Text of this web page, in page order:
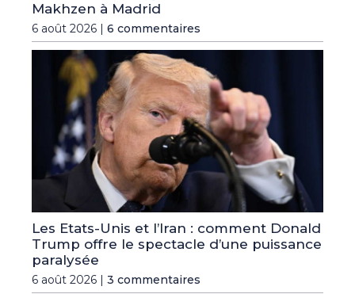
Makhzen à Madrid
6 août 2026 | 6 commentaires
Les Etats-Unis et l’Iran : comment Donald
Trump offre le spectacle d’une puissance
paralysée
6 août 2026 | 3 commentaires